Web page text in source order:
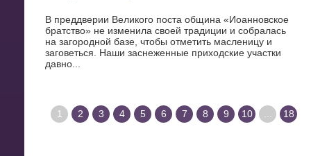
В преддверии Великого поста община «Иоанновское
братство» не изменила своей традиции и собралась
на загородной базе, чтобы отметить масленицу и
заговеться. Наши заснеженные приходские участки
давно...
1 2 3 4 5 6 7 8 9 10 18